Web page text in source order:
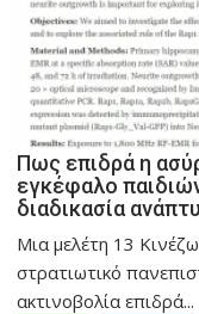
Πως επιδρά η
εγκέφαλο
διαδικασία
Μια μελέτη 13
στρατιωτικό
ακτινοβολία επιδρά...